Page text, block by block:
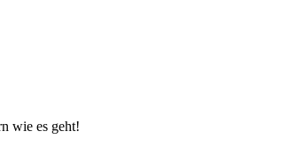
wie es geht!